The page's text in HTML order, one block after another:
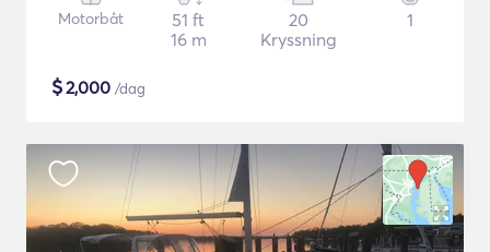
Motorbåt
51 ft
16 m
20
Kryssning
1
$2,000 /dag